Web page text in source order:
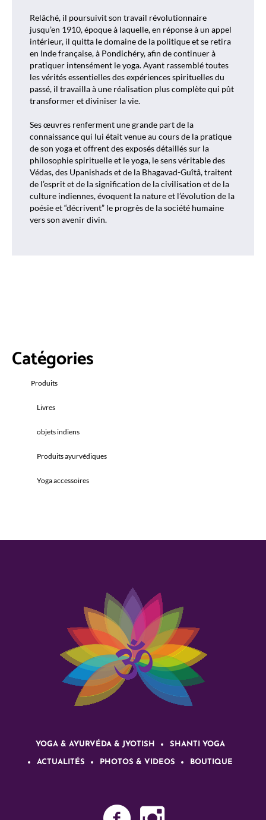
Relâché, il poursuivit son travail révolutionnaire
jusqu’en 1910, époque à laquelle, en réponse à un appel
intérieur, il quitta le domaine de la politique et se retira
en Inde française, à Pondichéry, afin de continuer à
pratiquer intensément le yoga. Ayant rassemblé toutes
les vérités essentielles des expériences spirituelles du
passé, il travailla à une réalisation plus complète qui pût
transformer et diviniser la vie.
Ses œuvres renferment une grande part de la
connaissance qui lui était venue au cours de la pratique
de son yoga et offrent des exposés détaillés sur la
philosophie spirituelle et le yoga, le sens véritable des
Védas, des Upanishads et de la Bhagavad-Guîtâ, traitent
de l’esprit et de la signification de la civilisation et de la
culture indiennes, évoquent la nature et l’évolution de la
poésie et “décrivent” le progrès de la société humaine
vers son avenir divin.
Catégories
Produits
Livres
objets indiens
Produits ayurvédiques
Yoga accessoires
YOGA & AYURVÉDA & JYOTISH SHANTI YOGA
ACTUALITÉS PHOTOS & VIDEOS BOUTIQUE